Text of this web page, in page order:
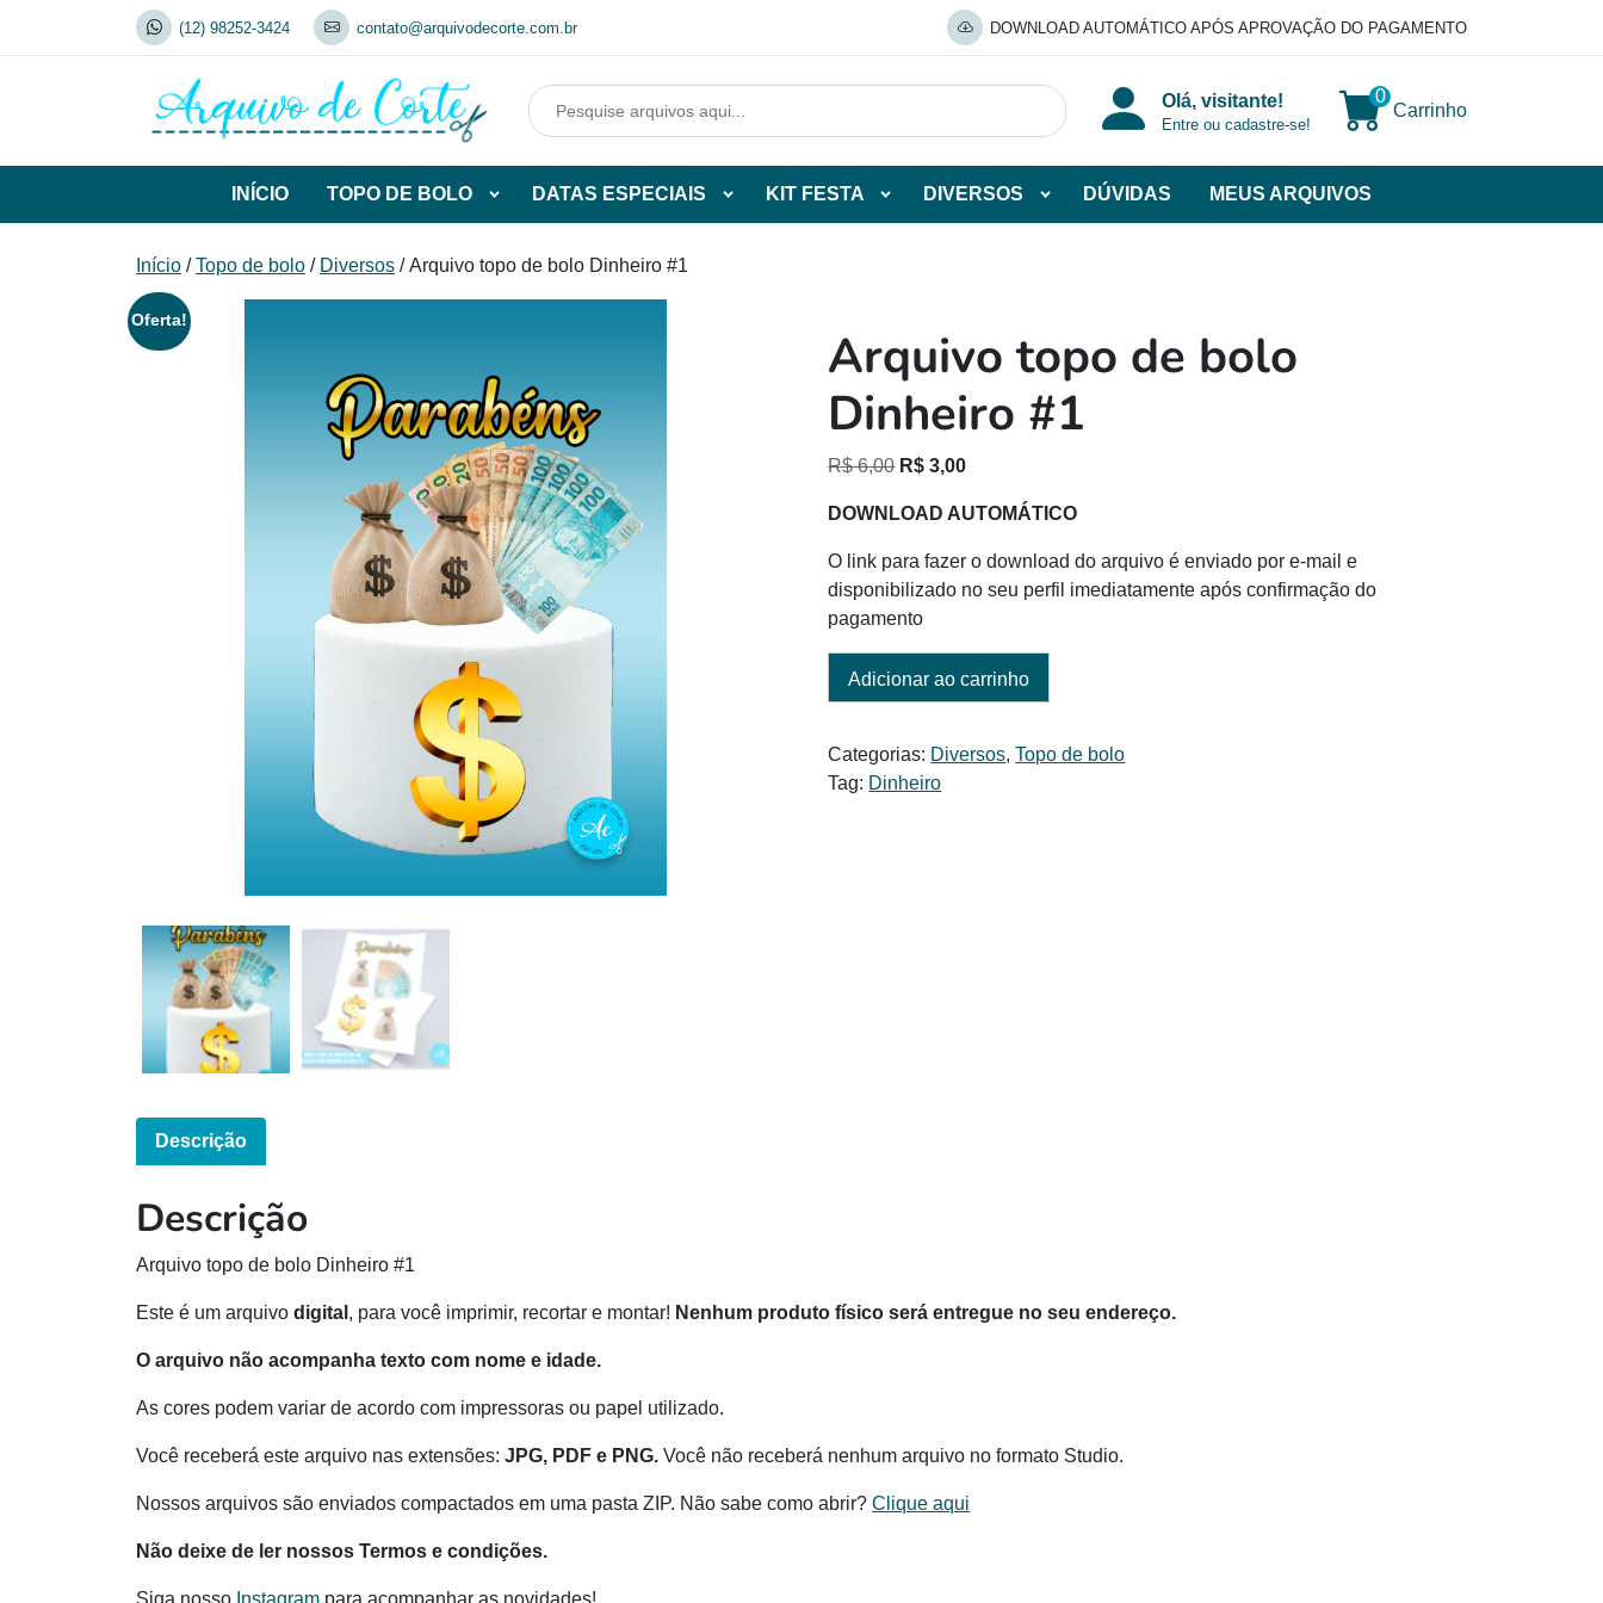
(12) 98252-3424 contato@arquivodecorte.com.br DOWNLOAD AUTOMÁTICO APÓS APROVAÇÃO DO PAGAMENTO
Olá, visitante!
Entre ou cadastre-se!
0
Carrinho
INÍCIO TOPO DE BOLO
de
DATAS ESPECIAIS KIT FESTA DIVERSOS DÚVIDAS MEUS ARQUIVOS
Início /Topo de bolo / Diversos / Arquivo topo de bolo Dinheiro #1
Oferta!
Arquivo topo de bolo
Dinheiro #1
R$6,00 O
original
era:
R$ 6,00.
R$ 3,00O
atual
DOWNLOAD AUTOMÁTICO
O link para fazer o download do arquivo é enviado por e-mail e
disponibilizado no seu perfil imediatamente após confirmação do
pagamento
Adicionar ao carrinho
Categorias: Diversos,Topo de bolo
Tag: Dinheiro
Descrição
Descrição
Arquivo topo de bolo Dinheiro #1
Este é um arquivo digital , para você imprimir, recortar e montar! Nenhum produto físico será entregue no seu endereço.
O arquivo não acompanha texto com nome e idade.
As cores podem variar de acordo com impressoras ou papel utilizado.
Você receberá este arquivo nas extensões: JPG, PDF e PNG. Você não receberá nenhum arquivo no formato Studio.
Nossos arquivos são enviados compactados em uma pasta ZIP. Não sabe como abrir? Clique aqui
Não deixe de ler nossos Termos e condições.